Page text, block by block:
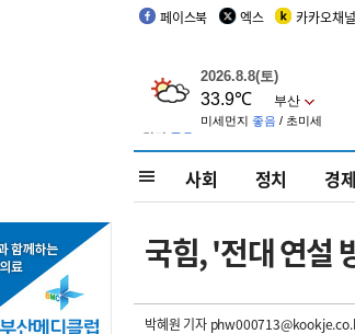
페이스북 엑스 카카오채널
사회 정치 경제
국힘, '전대 연설
박혜원 기자